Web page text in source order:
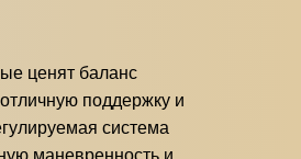
ценят баланс
поддержку и
система